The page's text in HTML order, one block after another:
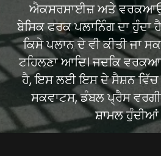
ਐਕਸਰਸਾਈਜ਼ ਅਤੇ
ਬੇਸਿਕ ਫਰਕ ਪਲਾਨਿੰਗ ਦਾ ਹੁੰਦਾ
ਕਿਸੇ ਪਲਾਨ ਦੇ ਵੀ ਕੀਤੀ ਜਾ
ਟਹਿਲਣਾ ਆਦਿ। ਜਦਕਿ
ਹੈ, ਇਸ ਲਈ ਇਸ ਦੇ ਸੈਸ਼ਨ
ਸਕਵਾਟਸ, ਡੰਬਲ ਪ੍ਰੈਸ